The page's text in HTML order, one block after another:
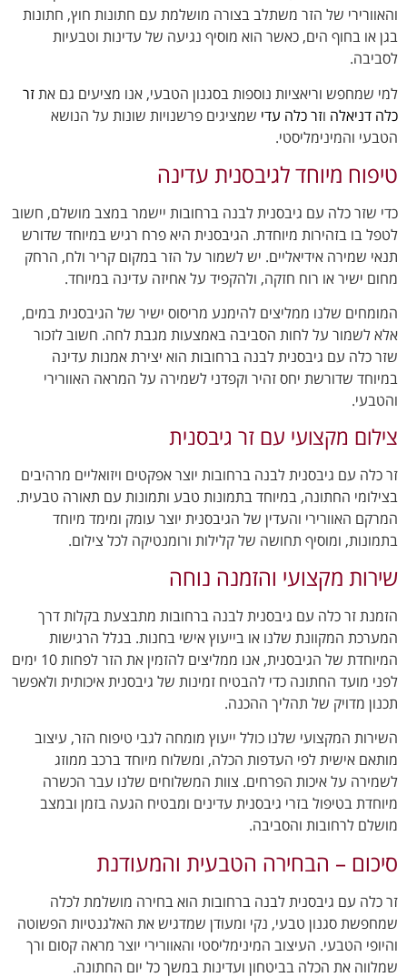
והאוורירי של הזר משתלב בצורה מושלמת עם חתונות חוץ, חתונות
בגן או בחוף הים, כאשר הוא מוסיף נגיעה של עדינות וטבעיות
לסביבה.
למי שמחפש וריאציות נוספות בסגנון הטבעי, אנו מציעים גם אתזר
כלה דניאלה וזר כלה עדי שמציגים פרשנויות שונות על הנושא
הטבעי והמינימליסטי.
טיפוח מיוחד לגיבסנית עדינה
כדי שזר כלה עם גיבסנית לבנה ברחובות יישמר במצב מושלם, חשוב
לטפל בו בזהירות מיוחדת. הגיבסנית היא פרח רגיש במיוחד שדורש
תנאי שמירה אידיאליים. יש לשמור על הזר במקום קריר ולח, הרחק
מחום ישיר או רוח חזקה, ולהקפיד על אחיזה עדינה במיוחד.
המומחים שלנו ממליצים להימנע מריסוס ישיר של הגיבסנית במים,
אלא לשמור על לחות הסביבה באמצעות מגבת לחה. חשוב לזכור
שזר כלה עם גיבסנית לבנה ברחובות הוא יצירת אמנות עדינה
במיוחד שדורשת יחס זהיר וקפדני לשמירה על המראה האוורירי
והטבעי.
צילום מקצועי עם זר גיבסנית
זר כלה עם גיבסנית לבנה ברחובות יוצר אפקטים ויזואליים מרהיבים
בצילומי החתונה, במיוחד בתמונות טבע ותמונות עם תאורה טבעית.
המרקם האוורירי והעדין של הגיבסנית יוצר עומק ומימד מיוחד
בתמונות, ומוסיף תחושה של קלילות ורומנטיקה לכל צילום.
שירות מקצועי והזמנה נוחה
הזמנת זר כלה עם גיבסנית לבנה ברחובות מתבצעת בקלות דרך
המערכת המקוונת שלנו או בייעוץ אישי בחנות. בגלל הרגישות
המיוחדת של הגיבסנית, אנו ממליצים להזמין את הזר לפחות 10 ימים
לפני מועד החתונה כדי להבטיח זמינות של גיבסנית איכותית ולאפשר
תכנון מדויק של תהליך ההכנה.
השירות המקצועי שלנו כולל ייעוץ מומחה לגבי טיפוח הזר, עיצוב
מותאם אישית לפי העדפות הכלה, ומשלוח מיוחד ברכב ממוזג
לשמירה על איכות הפרחים. צוות המשלוחים שלנו עבר הכשרה
מיוחדת בטיפול בזרי גיבסנית עדינים ומבטיח הגעה בזמן ובמצב
מושלם לרחובות והסביבה.
סיכום – הבחירה הטבעית והמעודנת
זר כלה עם גיבסנית לבנה ברחובות הוא בחירה מושלמת לכלה
שמחפשת סגנון טבעי, נקי ומעודן שמדגיש את האלגנטיות הפשוטה
והיופי הטבעי. העיצוב המינימליסטי והאוורירי יוצר מראה קסום ורך
שמלווה את הכלה בביטחון ועדינות במשך כל יום החתונה.